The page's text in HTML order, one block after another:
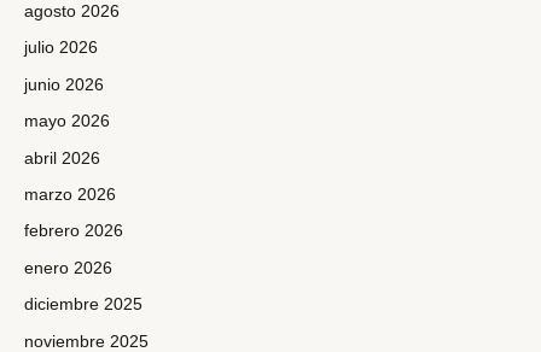
agosto 2026
julio 2026
junio 2026
mayo 2026
abril 2026
marzo 2026
febrero 2026
enero 2026
diciembre 2025
noviembre 2025